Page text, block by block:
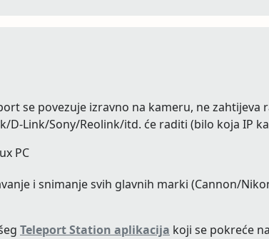
se povezuje izravno na kameru, ne zahtijeva
Link/Sony/Reolink/itd. će raditi (bilo koja IP
PC
i snimanje svih glavnih marki (Cannon/
Teleport Station aplikacija koji se pokreće